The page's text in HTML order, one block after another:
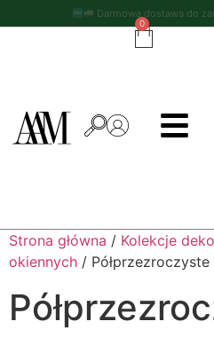
Darmowa dostawa do
0
Strona główna / Kolekcje
okiennych / Półprzezroczyste